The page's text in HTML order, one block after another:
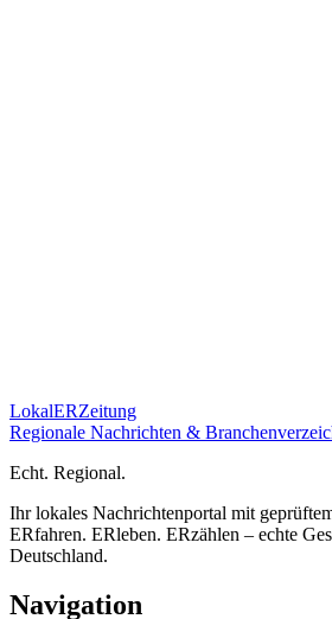
LokalERZeitung
Regionale Nachrichten &
Echt. Regional.
Ihr lokales Nachrichtenportal mit
ERfahren. ERleben. ERzählen – echte
Deutschland.
Navigation